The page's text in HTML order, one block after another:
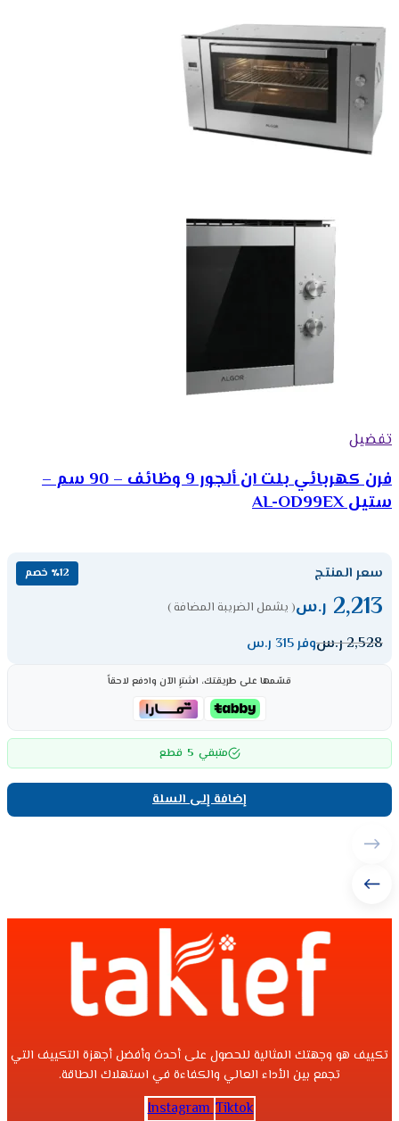
تفضيل
فرن كهربائي بلت ان ألجور 9 وظائف – 90 سم –
ستيل AL-OD99EX
سعر المنتج ٪12 خصم
2,213 ر.س( يشمل الضريبة المضافة )
2,528ر.سوفر 315 ر.س
قسّمها على طريقتك، اشترِ الآن وادفع لاحقاً
متبقي 5 قطع
إضافة إلى السلة
تكييف هو وجهتك المثالية للحصول على أحدث وأفضل أجهزة التكييف التي
تجمع بين الأداء العالي والكفاءة في استهلاك الطاقة.
Instagram Tiktok